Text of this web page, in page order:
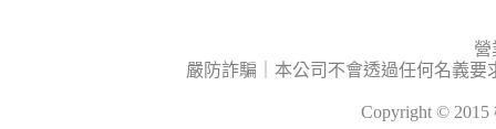
營
嚴防詐騙｜本公司不會透過任何名義
Copyright ©